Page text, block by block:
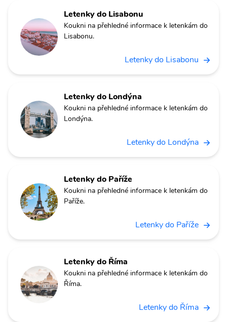
Letenky do Lisabonu
Koukni na přehledné informace k letenkám do
Lisabonu.
Letenky do Lisabonu
Letenky do Londýna
Koukni na přehledné informace k letenkám do
Londýna.
Letenky do Londýna
Letenky do Paříže
Koukni na přehledné informace k letenkám do
Paříže.
Letenky do Paříže
Letenky do Říma
Koukni na přehledné informace k letenkám do
Říma.
Letenky do Říma